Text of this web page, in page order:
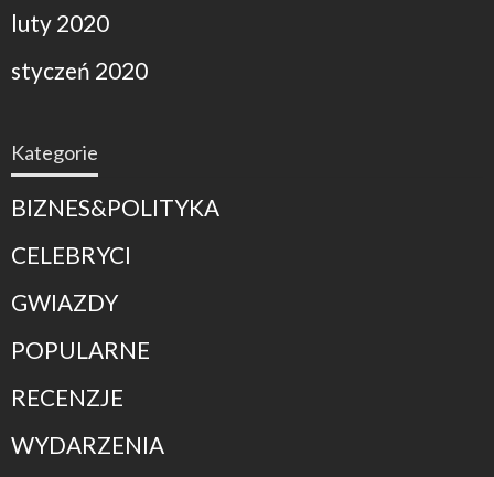
luty 2020
styczeń 2020
Kategorie
BIZNES&POLITYKA
CELEBRYCI
GWIAZDY
POPULARNE
RECENZJE
WYDARZENIA